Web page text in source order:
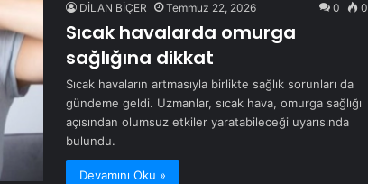
DİLAN BİÇER Temmuz 22, 2026 0 0
Sıcak havalarda omurga
sağlığına dikkat
Sıcak havaların artmasıyla birlikte sağlık sorunları da
gündeme geldi. Uzmanlar, sıcak hava, omurga sağlığı
açısından olumsuz etkiler yaratabileceği uyarısında
bulundu.
Devamını Oku »